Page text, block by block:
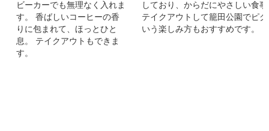
ビーカーでも無理なく入れま
す。 香ばしいコーヒーの香
りに包まれて、ほっとひと
息。 テイクアウトもできま
す。
しており、からだにやさしい食
テイクアウトして籠田公園でピ
いう楽しみ方もおすすめです。